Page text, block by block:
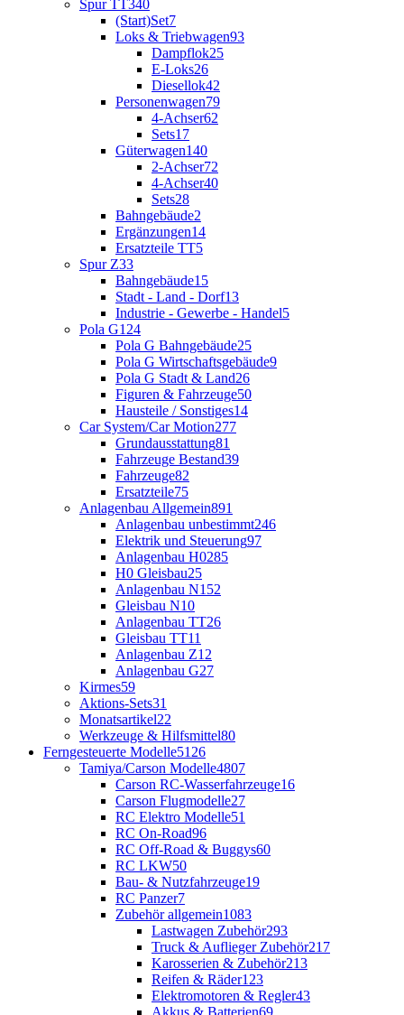
Spur TT340
(Start)Set7
Loks & Triebwagen93
Dampflok25
E-Loks26
Diesellok42
Personenwagen79
4-Achser62
Sets17
Güterwagen140
2-Achser72
4-Achser40
Sets28
Bahngebäude2
Ergänzungen14
Ersatzteile TT5
Spur Z33
Bahngebäude15
Stadt - Land - Dorf13
Industrie - Gewerbe - Handel5
Pola G124
Pola G Bahngebäude25
Pola G Wirtschaftsgebäude9
Pola G Stadt & Land26
Figuren & Fahrzeuge50
Hausteile / Sonstiges14
Car System/Car Motion277
Grundausstattung81
Fahrzeuge Bestand39
Fahrzeuge82
Ersatzteile75
Anlagenbau Allgemein891
Anlagenbau unbestimmt246
Elektrik und Steuerung97
Anlagenbau H0285
H0 Gleisbau25
Anlagenbau N152
Gleisbau N10
Anlagenbau TT26
Gleisbau TT11
Anlagenbau Z12
Anlagenbau G27
Kirmes59
Aktions-Sets31
Monatsartikel22
Werkzeuge & Hilfsmittel80
Ferngesteuerte Modelle5126
Tamiya/Carson Modelle4807
Carson RC-Wasserfahrzeuge16
Carson Flugmodelle27
RC Elektro Modelle51
RC On-Road96
RC Off-Road & Buggys60
RC LKW50
Bau- & Nutzfahrzeuge19
RC Panzer7
Zubehör allgemein1083
Lastwagen Zubehör293
Truck & Auflieger Zubehör217
Karosserien & Zubehör213
Reifen & Räder123
Elektromotoren & Regler43
Akkus & Batterien69